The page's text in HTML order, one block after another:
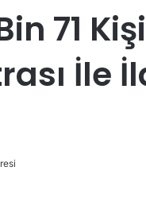
71
İle